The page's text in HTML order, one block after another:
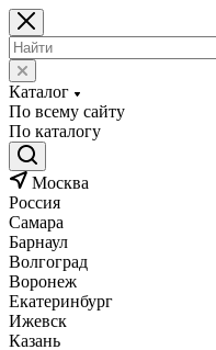
Каталог
По всему сайту
По каталогу
Москва
Россия
Самара
Барнаул
Волгоград
Воронеж
Екатеринбург
Ижевск
Казань